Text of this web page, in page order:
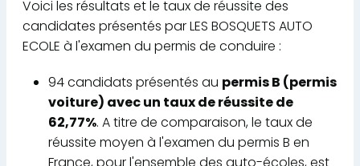
Voici les résultats et le taux de réussite des
candidates présentés par LES BOSQUETS AUTO
ECOLE à l'examen du permis de conduire :
94 candidats présentés au permis B (permis
voiture) avec un taux de réussite de
62,77%. A titre de comparaison, le taux de
réussite moyen à l'examen du permis B en
France, pour l'ensemble des auto-écoles, est